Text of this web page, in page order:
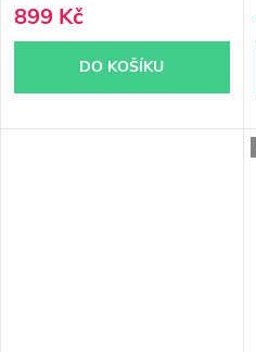
899 Kč
DO KOŠÍKU